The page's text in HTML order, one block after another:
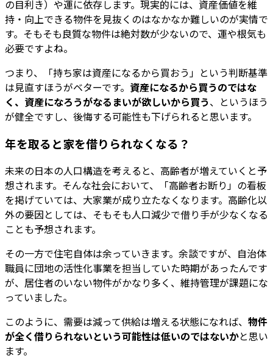
の目利き）や運に依存します。現実的には、資産価値を維
持・向上できる物件を見抜くのはなかなか難しいのが実情で
す。そもそも良質な物件は絶対数が少ないので、運や根気も
必要ですよね。
つまり、「持ち家は資産になるから買おう」という判断基準
は見直すほうがベターです。 資産になるから買うのではな
く、資産になろうがなるまいが欲しいから買う、というほう
が健全ですし、後悔する可能性も下げられると思います。
年を取ると家を借りられなくなる？
未来の日本の人口構造を考えると、高齢者が増えていくと予
想されます。そんな社会において、「高齢者お断り」の看板
を掲げていては、大家業が成り立たなくなります。高齢化以
外の要因としては、そもそも人口減少で借り手が少なくなる
ことも予想されます。
その一方で住宅自体は余っていきます。余談ですが、自治体
職員に団地の活性化事業を担当していた時期があったんです
が、居住者のいない物件がかなり多く、維持管理が課題にな
っていました。
このように、需要は減って供給は増える状態になれば、 物件
が全く借りられないという可能性は低いのではないかと思い
ます。